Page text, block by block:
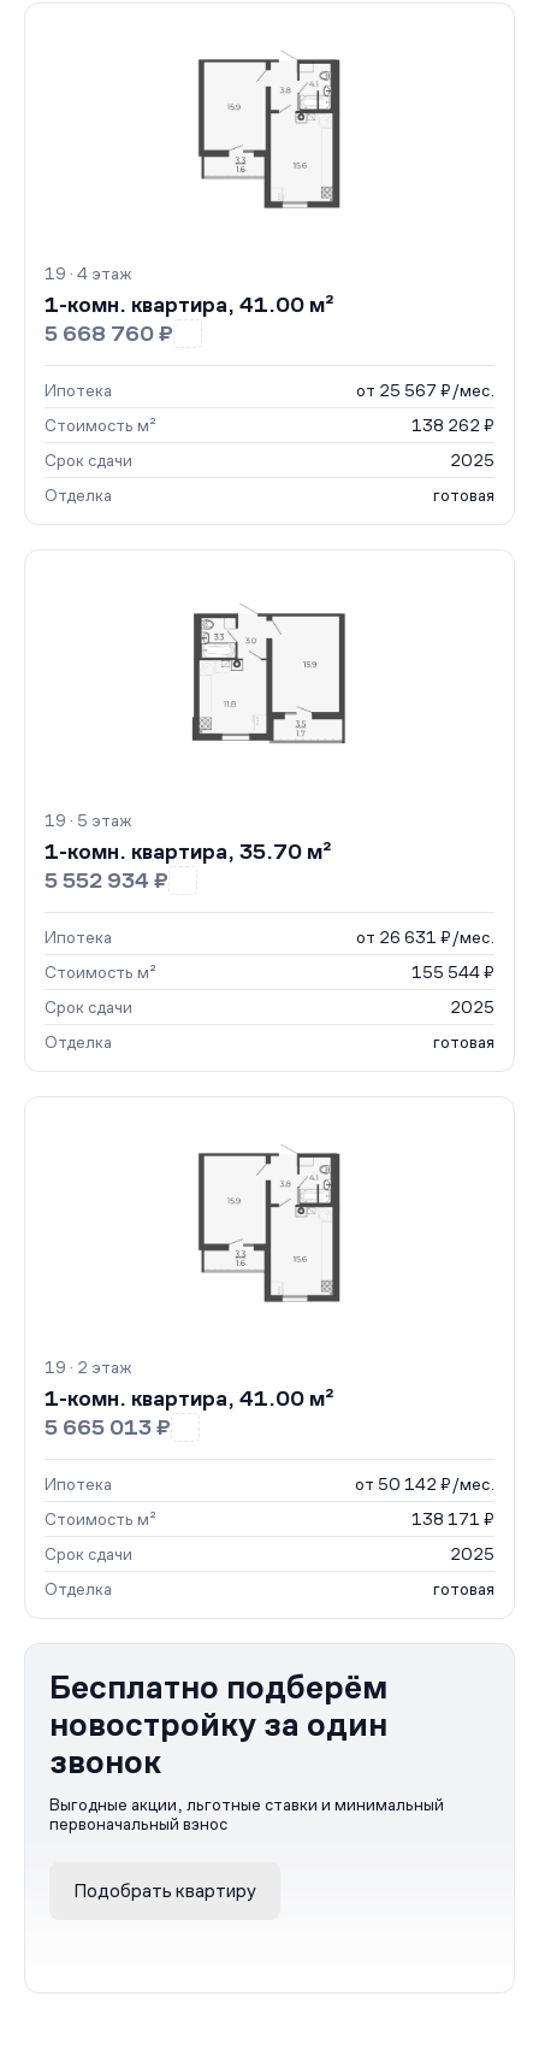
19 · 4 этаж
1-комн. квартира, 41.00 м²
5 668 760 ₽
Ипотека
от 25 567 ₽/мес.
Стоимость м²
138 262 ₽
Срок сдачи
2025
Отделка
готовая
19 · 5 этаж
1-комн. квартира, 35.70 м²
5 552 934 ₽
Ипотека
от 26 631 ₽/мес.
Стоимость м²
155 544 ₽
Срок сдачи
2025
Отделка
готовая
19 · 2 этаж
1-комн. квартира, 41.00 м²
5 665 013 ₽
Ипотека
от 50 142 ₽/мес.
Стоимость м²
138 171 ₽
Срок сдачи
2025
Отделка
готовая
Бесплатно подберём
новостройку за один
звонок
Выгодные акции, льготные ставки и минимальный
первоначальный взнос
Подобрать квартиру